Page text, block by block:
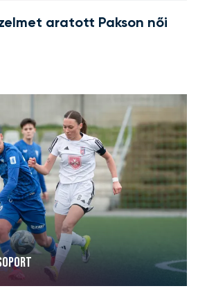
aratott Pakson női